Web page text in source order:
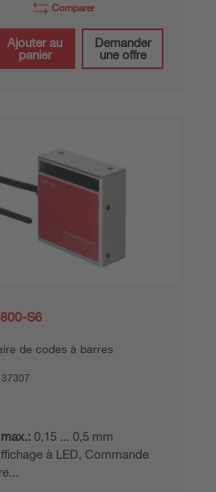
Comparer
Ajouter au
panier
Demander
une offre
S6
de codes à barres
0,15 ... 0,5 mm
à LED, Commande